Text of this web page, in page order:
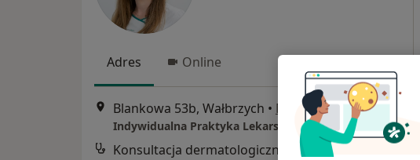
Adres Online
Blankowa 53b, Wałbrzych • Mapa
Indywidualna Praktyka Lekarska
Konsultacja dermatologiczna od 250 zł